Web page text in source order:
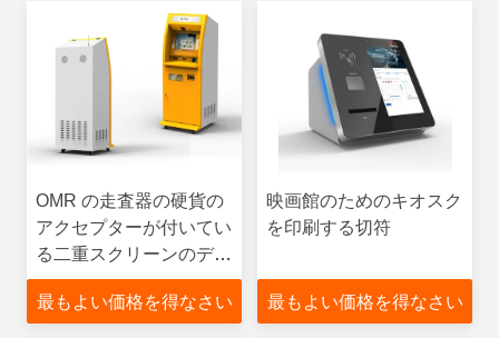
OMR の走査器の硬貨の
アクセプターが付いてい
る二重スクリーンのデジ
タル写真の印刷のキオス
ク
最もよい価格を得なさい
映画館のためのキオスク
を印刷する切符
最もよい価格を得なさい